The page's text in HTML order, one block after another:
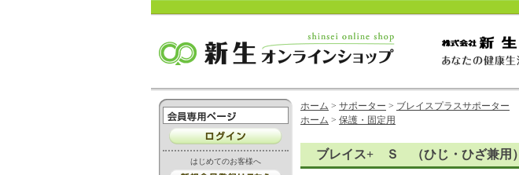
はじめてのお客様へ
ホーム > サポーター > ブレイスプラスサポーター
ホーム > 保護・固定用
ブレイス+ Ｓ （ひじ・ひざ兼用）